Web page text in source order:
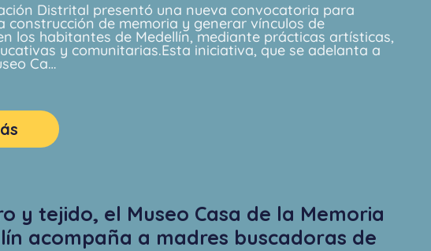
Distrital presentó una nueva convocatoria para
construcción de memoria y generar vínculos de
los habitantes de Medellín, mediante prácticas artísticas,
y comunitarias.Esta iniciativa, que se adelanta a
Ca…
y tejido, el Museo Casa de la Memoria
acompaña a madres buscadoras de